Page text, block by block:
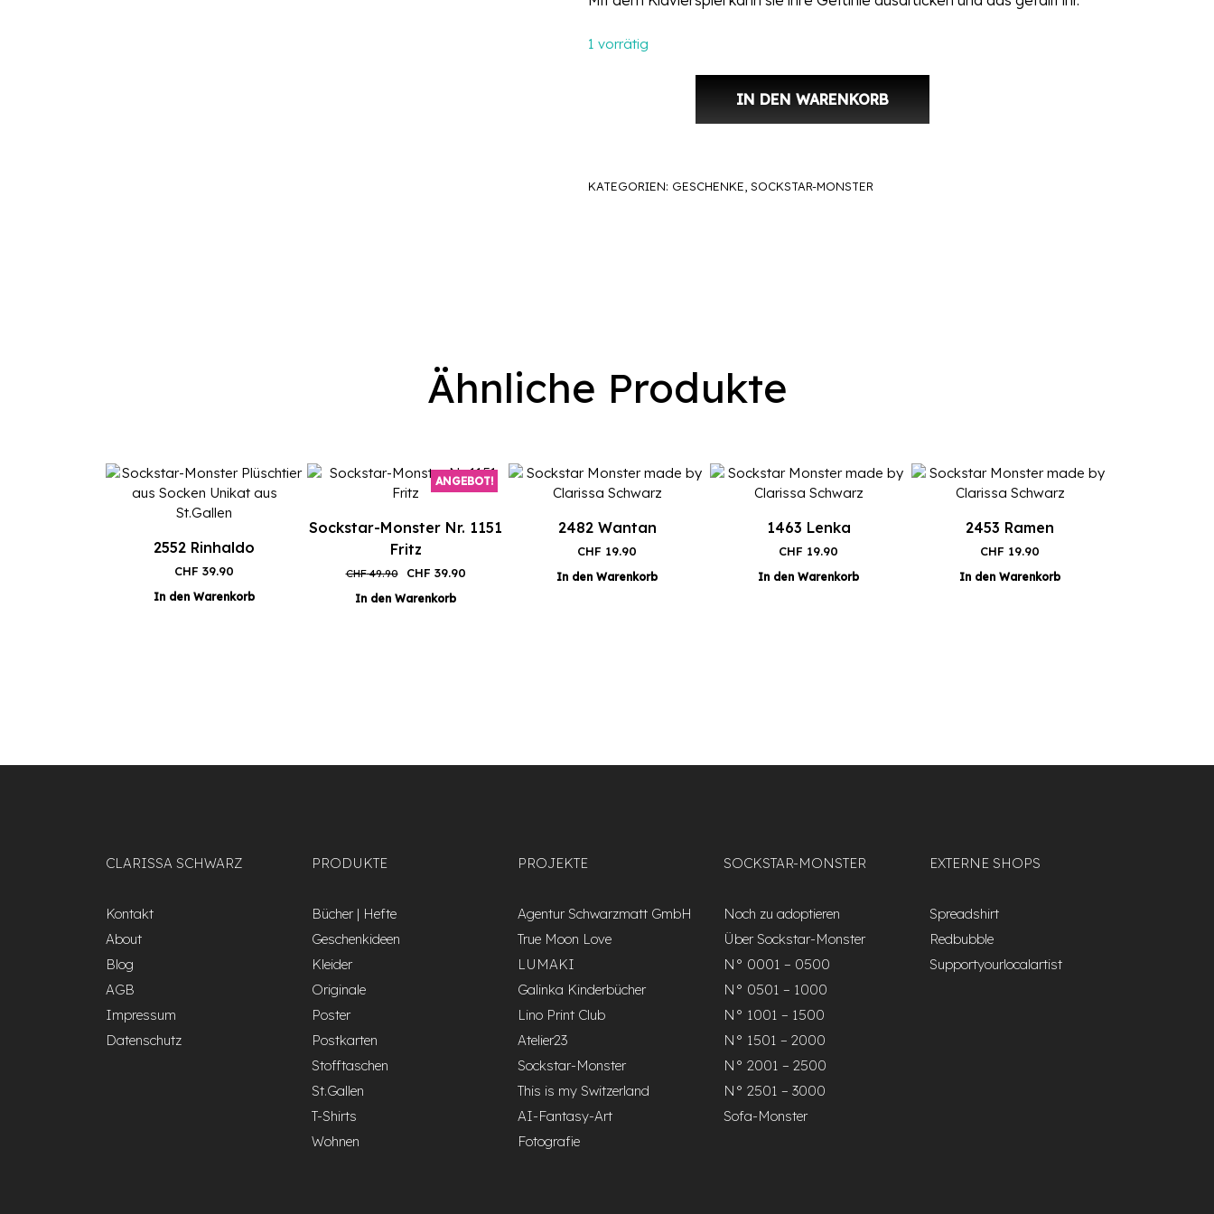
1 vorrätig
IN DEN WARENKORB
KATEGORIEN: GESCHENKE SOCKSTAR-MONSTER
Ähnliche Produkte
2552 Rinhaldo
CHF 39.90
In den Warenkorb
ANGEBOT!
Sockstar-Monster Nr. 1151
Fritz
CHF49.90
Ursprünglicher
war:
CHF 39.90Aktueller
In den Warenkorb
2482 Wantan
CHF 19.90
In den Warenkorb
1463 Lenka
CHF 19.90
In den Warenkorb
2453 Ramen
CHF 19.90
In den Warenkorb
CLARISSA SCHWARZ
Kontakt
About
Blog
AGB
Impressum
Datenschutz
PRODUKTE
Bücher | Hefte
Geschenkideen
Kleider
Originale
Poster
Postkarten
Stofftaschen
St.Gallen
T-Shirts
Wohnen
PROJEKTE
Agentur Schwarzmatt GmbH
True Moon Love
LUMAKI
Galinka Kinderbücher
Lino Print Club
Atelier23
Sockstar-Monster
This is my Switzerland
AI-Fantasy-Art
Fotografie
SOCKSTAR-MONSTER
Noch zu adoptieren
Über Sockstar-Monster
N° 0001 – 0500
N° 0501 – 1000
N° 1001 – 1500
N° 1501 – 2000
N° 2001 – 2500
N° 2501 – 3000
Sofa-Monster
EXTERNE SHOPS
Spreadshirt
Redbubble
Supportyourlocalartist